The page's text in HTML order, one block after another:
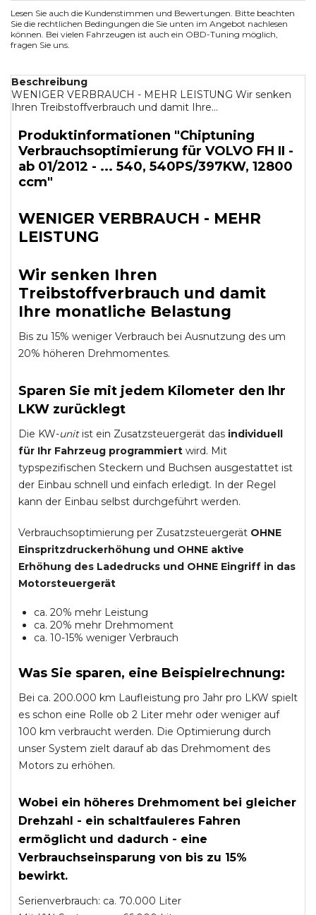
Lesen Sie auch die Kundenstimmen und Bewertungen. Bitte beachten
Sie die rechtlichen Bedingungen die Sie unten im Angebot nachlesen
können. Bei vielen Fahrzeugen ist auch ein OBD-Tuning möglich,
fragen Sie uns.
Beschreibung
WENIGER VERBRAUCH - MEHR LEISTUNG Wir senken
Ihren Treibstoffverbrauch und damit Ihre...
Produktinformationen "Chiptuning
Verbrauchsoptimierung für VOLVO FH II -
ab 01/2012 - ... 540, 540PS/397KW, 12800
ccm"
WENIGER VERBRAUCH - MEHR
LEISTUNG
Wir senken Ihren
Treibstoffverbrauch und damit
Ihre monatliche Belastung
Bis zu 15% weniger Verbrauch bei Ausnutzung des um
20% höheren Drehmomentes.
Sparen Sie mit jedem Kilometer den Ihr
LKW zurücklegt
Die KW-unitist ein Zusatzsteuergerät das individuell
für Ihr Fahrzeug programmiert wird. Mit
typspezifischen Steckern und Buchsen ausgestattet ist
der Einbau schnell und einfach erledigt. In der Regel
kann der Einbau selbst durchgeführt werden.
Verbrauchsoptimierung per Zusatzsteuergerät OHNE
Einspritzdruckerhöhung und OHNE aktive
Erhöhung des Ladedrucks und OHNE Eingriff in das
Motorsteuergerät
ca. 20% mehr Leistung
ca. 20% mehr Drehmoment
ca. 10-15% weniger Verbrauch
Was Sie sparen, eine Beispielrechnung:
Bei ca. 200.000 km Laufleistung pro Jahr pro LKW spielt
es schon eine Rolle ob 2 Liter mehr oder weniger auf
100 km verbraucht werden. Die Optimierung durch
unser System zielt darauf ab das Drehmoment des
Motors zu erhöhen.
Wobei ein höheres Drehmoment bei gleicher
Drehzahl - ein schaltfauleres Fahren
ermöglicht und dadurch - eine
Verbrauchseinsparung von bis zu 15%
bewirkt.
Serienverbrauch: ca. 70.000 Liter